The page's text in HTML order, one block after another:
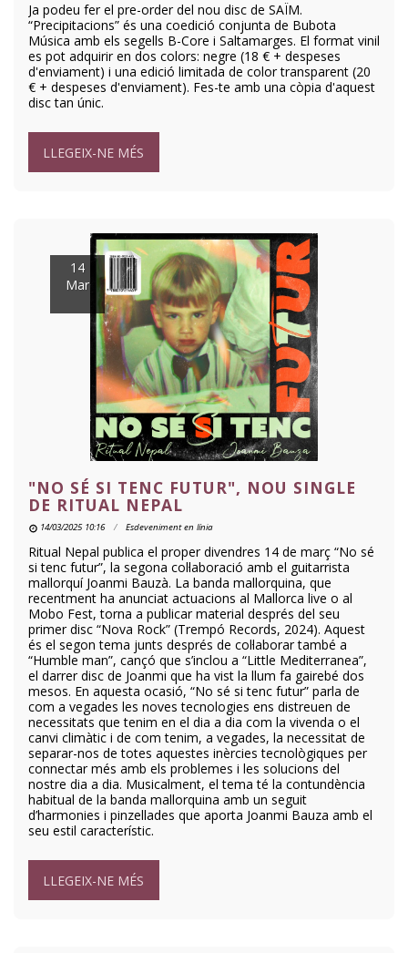
Ja podeu fer el pre-order del nou disc de SAÏM.
“Precipitacions” és una coedició conjunta de Bubota
Música amb els segells B-Core i Saltamarges. El format vinil
es pot adquirir en dos colors: negre (18 € + despeses
d'enviament) i una edició limitada de color transparent (20
€ + despeses d'enviament). Fes-te amb una còpia d'aquest
disc tan únic.
LLEGEIX-NE MÉS
14
Mar
"NO SÉ SI TENC FUTUR", NOU SINGLE
DE RITUAL NEPAL
14/03/2025 10:16 Esdeveniment en línia
Ritual Nepal publica el proper divendres 14 de març “No sé
si tenc futur”, la segona col·laboració amb el guitarrista
mallorquí Joanmi Bauzà. La banda mallorquina, que
recentment ha anunciat actuacions al Mallorca live o al
Mobo Fest, torna a publicar material després del seu
primer disc “Nova Rock” (Trempó Records, 2024). Aquest
és el segon tema junts després de col·laborar també a
“Humble man”, cançó que s’inclou a “Little Mediterranea”,
el darrer disc de Joanmi que ha vist la llum fa gairebé dos
mesos. En aquesta ocasió, “No sé si tenc futur” parla de
com a vegades les noves tecnologies ens distreuen de
necessitats que tenim en el dia a dia com la vivenda o el
canvi climàtic i de com tenim, a vegades, la necessitat de
separar-nos de totes aquestes inèrcies tecnològiques per
connectar més amb els problemes i les solucions del
nostre dia a dia. Musicalment, el tema té la contundència
habitual de la banda mallorquina amb un seguit
d’harmonies i pinzellades que aporta Joanmi Bauza amb el
seu estil característic.
LLEGEIX-NE MÉS